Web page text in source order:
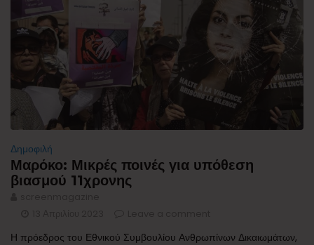
Δημοφιλή
Μαρόκο: Μικρές ποινές για υπόθεση
βιασμού 11χρονης
Η πρόεδρος του Εθνικού Συμβουλίου Ανθρωπίνων Δικαιωμάτων,